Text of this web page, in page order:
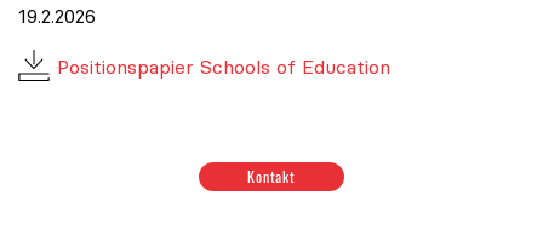
19.2.2026
Positionspapier Schools of Education
Kontakt